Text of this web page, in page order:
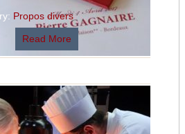
Propos divers
Read More